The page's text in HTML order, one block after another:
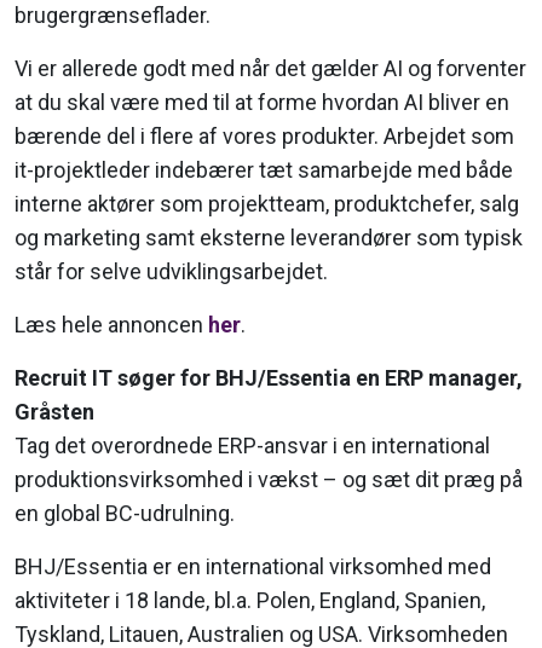
brugergrænseflader.
Vi er allerede godt med når det gælder AI og forventer
at du skal være med til at forme hvordan AI bliver en
bærende del i flere af vores produkter. Arbejdet som
it-projektleder indebærer tæt samarbejde med både
interne aktører som projektteam, produktchefer, salg
og marketing samt eksterne leverandører som typisk
står for selve udviklingsarbejdet.
Læs hele annoncen her.
Recruit IT søger for BHJ/Essentia en ERP manager,
Gråsten
Tag det overordnede ERP-ansvar i en international
produktionsvirksomhed i vækst – og sæt dit præg på
en global BC-udrulning.
BHJ/Essentia er en international virksomhed med
aktiviteter i 18 lande, bl.a. Polen, England, Spanien,
Tyskland, Litauen, Australien og USA. Virksomheden